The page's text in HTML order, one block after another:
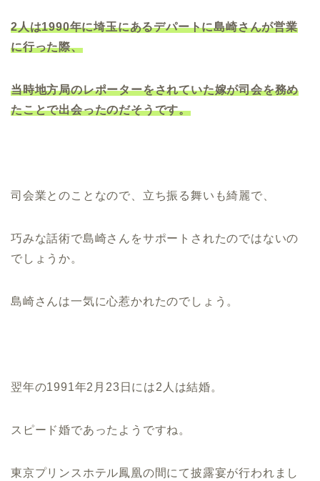
2人は1990年に埼玉にあるデパートに島崎さんが営業
に行った際、
当時地方局のレポーターをされていた嫁が司会を務め
たことで出会ったのだそうです。
司会業とのことなので、立ち振る舞いも綺麗で、
巧みな話術で島崎さんをサポートされたのではないの
でしょうか。
島崎さんは一気に心惹かれたのでしょう。
翌年の1991年2月23日には2人は結婚。
スピード婚であったようですね。
東京プリンスホテル鳳凰の間にて披露宴が行われまし